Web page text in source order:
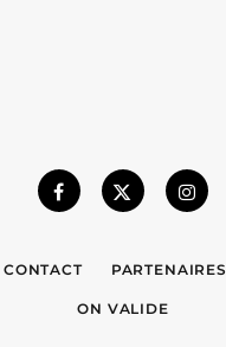
CONTACT PARTENAIRES
ON VALIDE